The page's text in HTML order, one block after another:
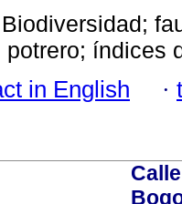
Biodiversidad;
potrero; índices
in English ·